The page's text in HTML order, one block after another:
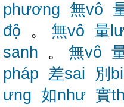
phương 無vô
độ 。 無vô 量
sanh 。 無vô
pháp 差sai 別
ưng 如như 實